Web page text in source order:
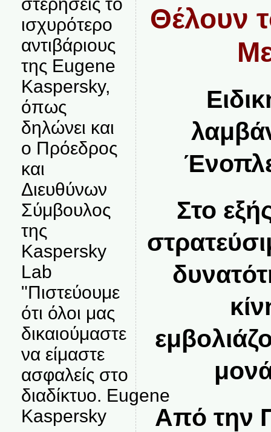
ισχυρότερο
αντιβάριους
της Eugene
Kaspersky,
όπως
δηλώνει και
ο Πρόεδρος
και
Διευθύνων
Σύμβουλος
της
Kaspersky
Lab
"Πιστεύουμε
ότι όλοι μας
δικαιούμαστε
να είμαστε
ασφαλείς στο
διαδίκτυο. Eugene
Kaspersky
Θέλουν
Στο
Από την